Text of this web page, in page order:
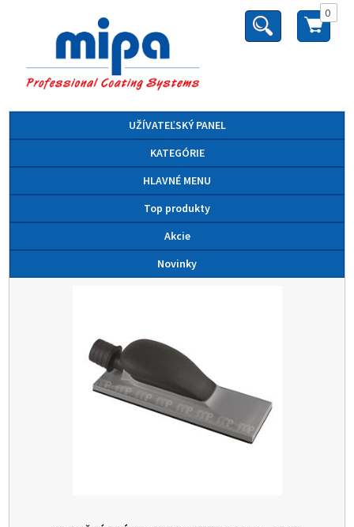
0
UŽÍVATEĽSKÝ PANEL
KATEGÓRIE
HLAVNÉ MENU
Top produkty
Akcie
Novinky